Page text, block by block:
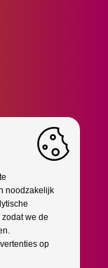
noodzakelijk
we de
op